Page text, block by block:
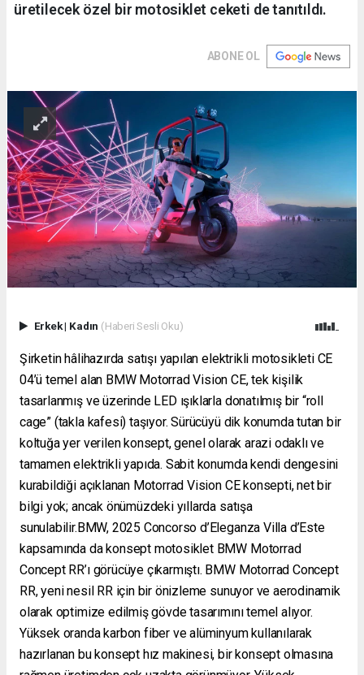
üretilecek özel bir motosiklet ceketi de tanıtıldı.
ABONE OL
Erkek| Kadın (Haberi Sesli Oku)
Şirketin hâlihazırda satışı yapılan elektrikli motosikleti CE
04’ü temel alan BMW Motorrad Vision CE, tek kişilik
tasarlanmış ve üzerinde LED ışıklarla donatılmış bir “roll
cage” (takla kafesi) taşıyor. Sürücüyü dik konumda tutan bir
koltuğa yer verilen konsept, genel olarak arazi odaklı ve
tamamen elektrikli yapıda. Sabit konumda kendi dengesini
kurabildiği açıklanan Motorrad Vision CE konsepti, net bir
bilgi yok; ancak önümüzdeki yıllarda satışa
sunulabilir.BMW, 2025 Concorso d’Eleganza Villa d’Este
kapsamında da konsept motosiklet BMW Motorrad
Concept RR’ı görücüye çıkarmıştı. BMW Motorrad Concept
RR, yeni nesil RR için bir önizleme sunuyor ve aerodinamik
olarak optimize edilmiş gövde tasarımını temel alıyor.
Yüksek oranda karbon fiber ve alüminyum kullanılarak
hazırlanan bu konsept hız makinesi, bir konsept olmasına